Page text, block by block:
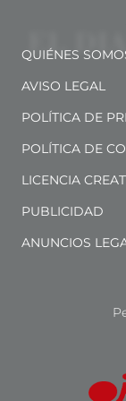
QUIÉNES
AVISO LEGAL
POLÍTICA DE
POLÍTICA DE
LICENCIA
PUBLICIDAD
ANUNCIOS